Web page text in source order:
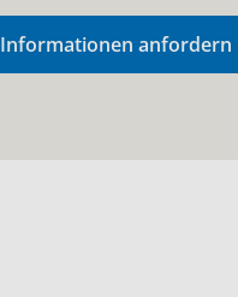
Informationen anfordern